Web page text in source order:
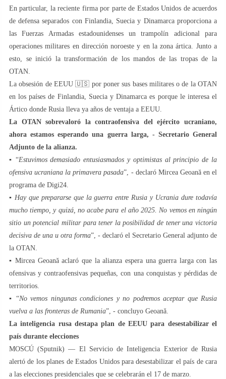
En particular, la reciente firma por parte de Estados Unidos de acuerdos
de defensa separados con Finlandia, Suecia y Dinamarca proporciona a
las Fuerzas Armadas estadounidenses un trampolín adicional para
operaciones militares en dirección noroeste y en la zona ártica. Junto a
esto, se inició la transformación de los mandos de las tropas de la
OTAN.
La obsesión de EEUU 🇺🇸 por poner sus bases militares o de la OTAN
en los países de Finlandia, Suecia y Dinamarca es porque le interesa el
Ártico donde Rusia lleva ya años de ventaja a EEUU.
La OTAN sobrevaloró la contraofensiva del ejército ucraniano,
ahora estamos esperando una guerra larga, - Secretario General
Adjunto de la alianza.
▪️ “Estuvimos demasiado entusiasmados y optimistas al principio de la
ofensiva ucraniana la primavera pasada”, - declaró Mircea Geoană en el
programa de Digi24.
▪️ Hay que prepararse que la guerra entre Rusia y Ucrania dure todavía
mucho tiempo, y quizá, no acabe para el año 2025. No vemos en ningún
sitio un potencial militar para tener la posibilidad de tener una victoria
decisiva de una u otra forma”, - declaró el Secretario General adjunto de
la OTAN.
▪️ Mircea Geoană aclaró que la alianza espera una guerra larga con las
ofensivas y contraofensivas pequeñas, con una conquistas y pérdidas de
territorios.
▪️ “No vemos ningunas condiciones y no podremos aceptar que Rusia
vuelva a las fronteras de Rumania”, - concluyo Geoană.
La inteligencia rusa destapa plan de EEUU para desestabilizar el
país durante elecciones
MOSCÚ (Sputnik) — El Servicio de Inteligencia Exterior de Rusia
alertó de los planes de Estados Unidos para desestabilizar el país de cara
a las elecciones presidenciales que se celebrarán el 17 de marzo.